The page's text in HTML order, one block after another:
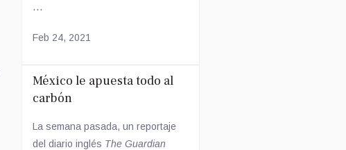
...
Feb 24, 2021
México le apuesta todo al
carbón
La semana pasada, un reportaje
del diario inglés The Guardian